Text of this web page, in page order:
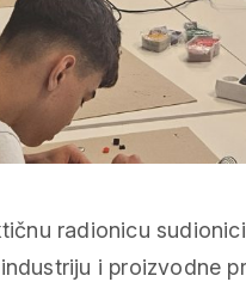
radionicu
i proizvodne